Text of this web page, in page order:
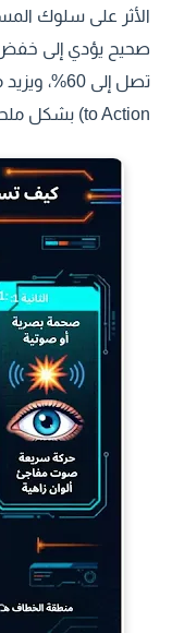
الأثر على سلوك
to Action) بشكل ملحوظ.